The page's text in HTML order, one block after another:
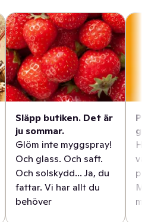
Släpp butiken. Det är
ju sommar.
Glöm inte myggspray!
Och glass. Och saft.
Och solskydd... Ja, du
fattar. Vi har allt du
behöver